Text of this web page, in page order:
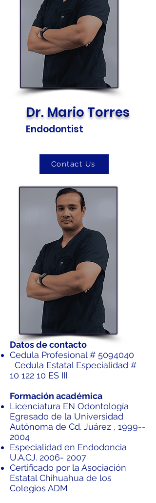
Dr. Mario Torres
Endodontist
Contact Us
Datos de contacto
Cedula Profesional # 5094040
Cedula Estatal Especialidad #
10 122 10 ES III
Formación académica
Licenciatura EN Odontología
Egresado de la Universidad
Autónoma de Cd. Juárez , 1999--
2004
Especialidad en Endodoncia
U.A.CJ. 2006- 2007
Certificado por la Asociación
Estatal Chihuahua de los
Colegios ADM